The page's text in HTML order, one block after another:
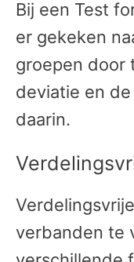
Bij een Test
er gekeken
groepen door
deviatie en
daarin.
verbanden te